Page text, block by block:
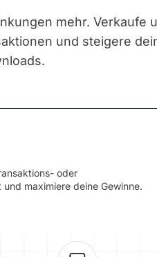
mehr. Verkaufe
und steigere
oder
maximiere deine Gewinne.